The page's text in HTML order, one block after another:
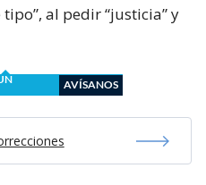
al pedir “justicia” y
AVÍSANOS